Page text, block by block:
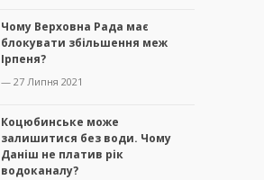
Чому Верховна Рада має
блокувати збільшення меж
Ірпеня?
— 27 Липня 2021
Коцюбинське може
залишитися без води. Чому
Даніш не платив рік
водоканалу?